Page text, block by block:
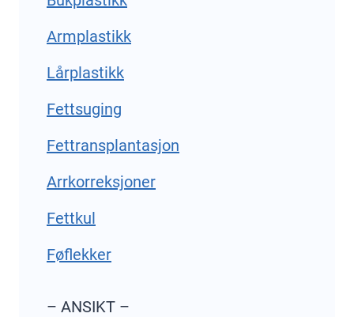
Armplastikk
Lårplastikk
Fettsuging
Fettransplantasjon
Arrkorreksjoner
Fettkul
Føflekker
– ANSIKT –